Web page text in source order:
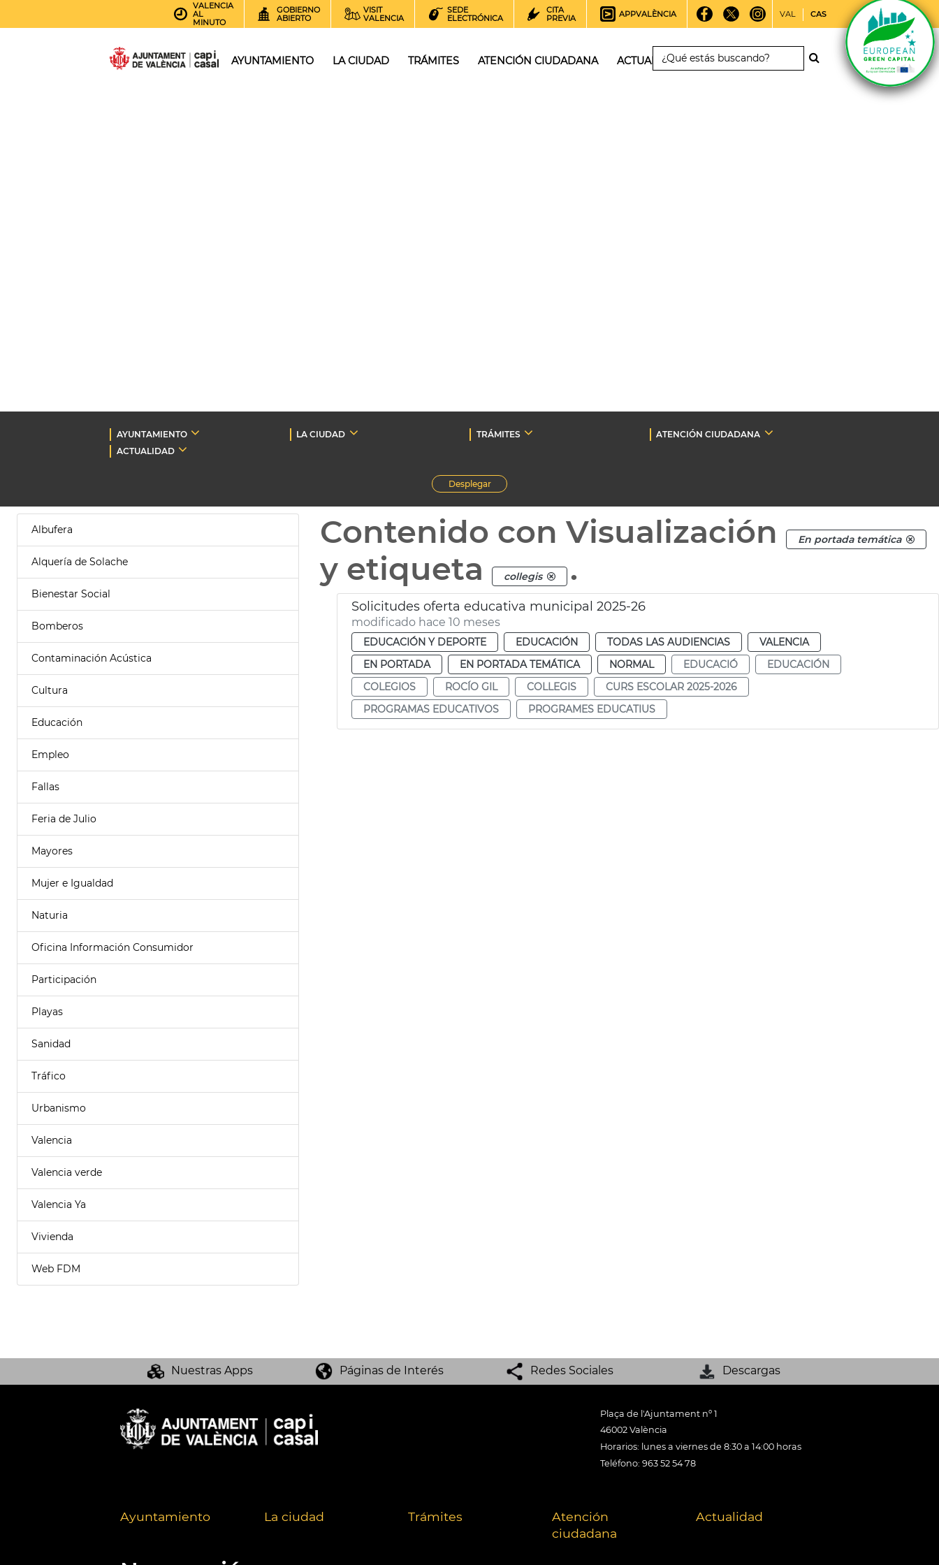
VALENCIA
AL
MINUTO
GOBIERNO
ABIERTO
VISIT
VALENCIA
SEDE
ELECTRÓNICA
CITA
PREVIA
APPVALÈNCIA VAL CAS
AYUNTAMIENTO LA CIUDAD TRÁMITES ATENCIÓN CIUDADANA ACTUALIDAD
AYUNTAMIENTO LA CIUDAD TRÁMITES
ATENCIÓN CIUDADANA
ACTUALIDAD
Desplegar
Albufera
Alquería de Solache
Bienestar Social
Bomberos
Contaminación Acústica
Cultura
Educación
Empleo
Fallas
Feria de Julio
Mayores
Mujer e Igualdad
Naturia
Oficina Información Consumidor
Participación
Playas
Sanidad
Tráfico
Urbanismo
Valencia
Valencia verde
Valencia Ya
Vivienda
Web FDM
Contenido con Visualización En portada temática
y etiqueta collegis .
Solicitudes oferta educativa municipal 2025-26
modificado hace 10 meses
EDUCACIÓN Y DEPORTE EDUCACIÓN TODAS LAS AUDIENCIAS
VALENCIA
EN PORTADA
EN PORTADA TEMÁTICA NORMAL EDUCACIÓ
EDUCACIÓN
COLEGIOS
ROCÍO GIL COLLEGIS
CURS ESCOLAR 2025-2026
PROGRAMAS EDUCATIVOS
PROGRAMES EDUCATIUS
Nuestras Apps Páginas de Interés Redes Sociales Descargas
Plaça de l'Ajuntament nº 1
46002 València
Horarios: lunes a viernes de 8:30 a 14:00 horas
Teléfono: 963 52 54 78
Ayuntamiento La ciudad Trámites
Atención
ciudadana
Actualidad